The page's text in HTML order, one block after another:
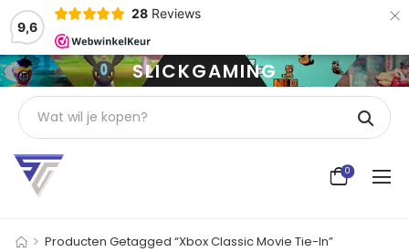
9,6
28 Reviews ×
SLICKGAMING
0
> Producten Getagged “Xbox Classic Movie Tie-In”